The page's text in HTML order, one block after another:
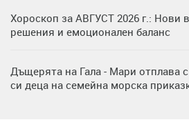
Хороскоп за АВГУСТ 2026 г.: Нови
решения и емоционален баланс
Дъщерята на Гала - Мари отплава
си деца на семейна морска